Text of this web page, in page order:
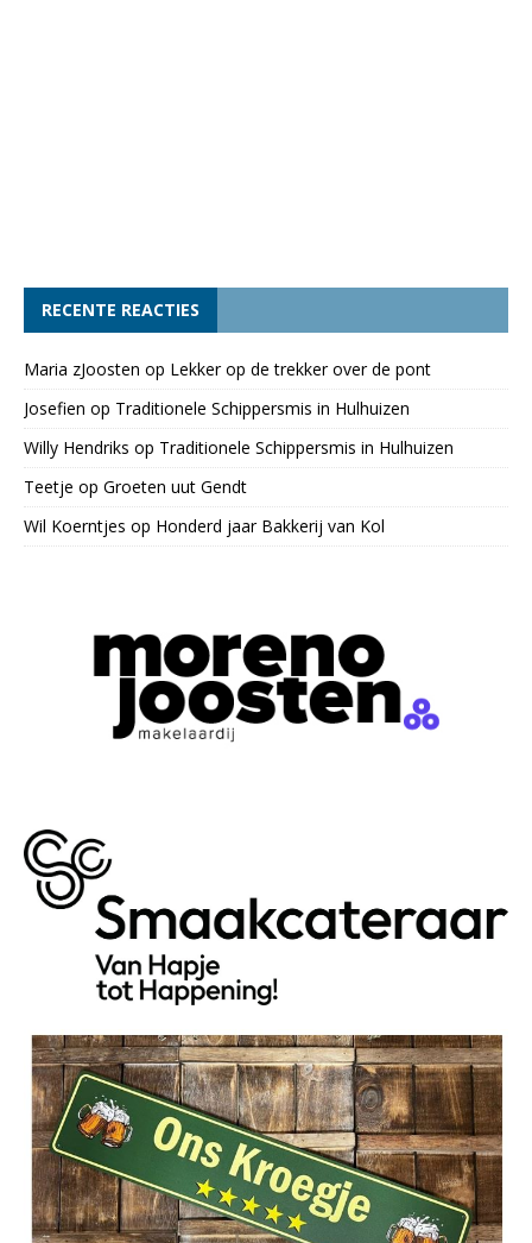
RECENTE REACTIES
Maria zJoosten op Lekker op de trekker over de pont
Josefien op Traditionele Schippersmis in Hulhuizen
Willy Hendriks op Traditionele Schippersmis in Hulhuizen
Teetje op Groeten uut Gendt
Wil Koerntjes op Honderd jaar Bakkerij van Kol